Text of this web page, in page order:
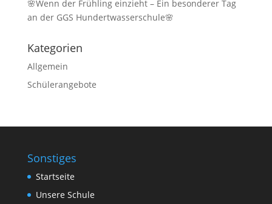
🌸Wenn der Frühling einzieht – Ein besonderer Tag
an der GGS Hundertwasserschule🌸
Kategorien
Allgemein
Schülerangebote
Sonstiges
Startseite
Unsere Schule